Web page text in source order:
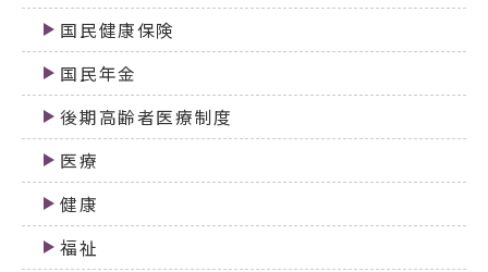
国民健康保険
国民年金
後期高齢者医療制度
医療
健康
福祉